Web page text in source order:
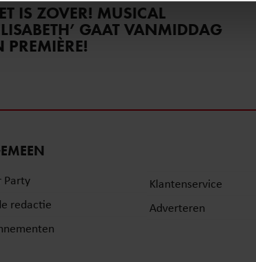
te personaliseren, om functies voor
we informatie over uw gebruik van onze site met
kunnen deze gegevens combineren met
IS ZOVER! MUSICAL
GAAT VANMIDDAG
PREMIÈRE!
Party
redactie
Klantenservice
Adverteren